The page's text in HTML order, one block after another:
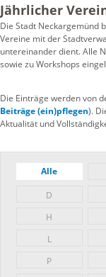
Jährlicher
Die Stadt Neckargemünd
Vereine mit der
untereinander dient. Alle
sowie zu Workshops
Die Einträge werden von
Beiträge (ein)pflegen).
Aktualität und
Alle
D
H
L
P